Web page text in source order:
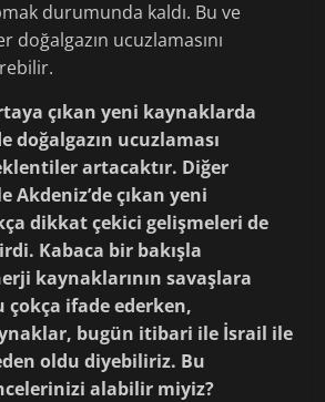
durumunda kaldı. Bu ve
doğalgazın ucuzlamasını
çıkan yeni kaynaklarda
doğalgazın ucuzlaması
artacaktır. Diğer
çıkan yeni
dikkat çekici gelişmeleri de
Kabaca bir bakışla
kaynaklarının savaşlara
çokça ifade ederken,
bugün itibari ile İsrail ile
oldu diyebiliriz. Bu
alabilir miyiz?